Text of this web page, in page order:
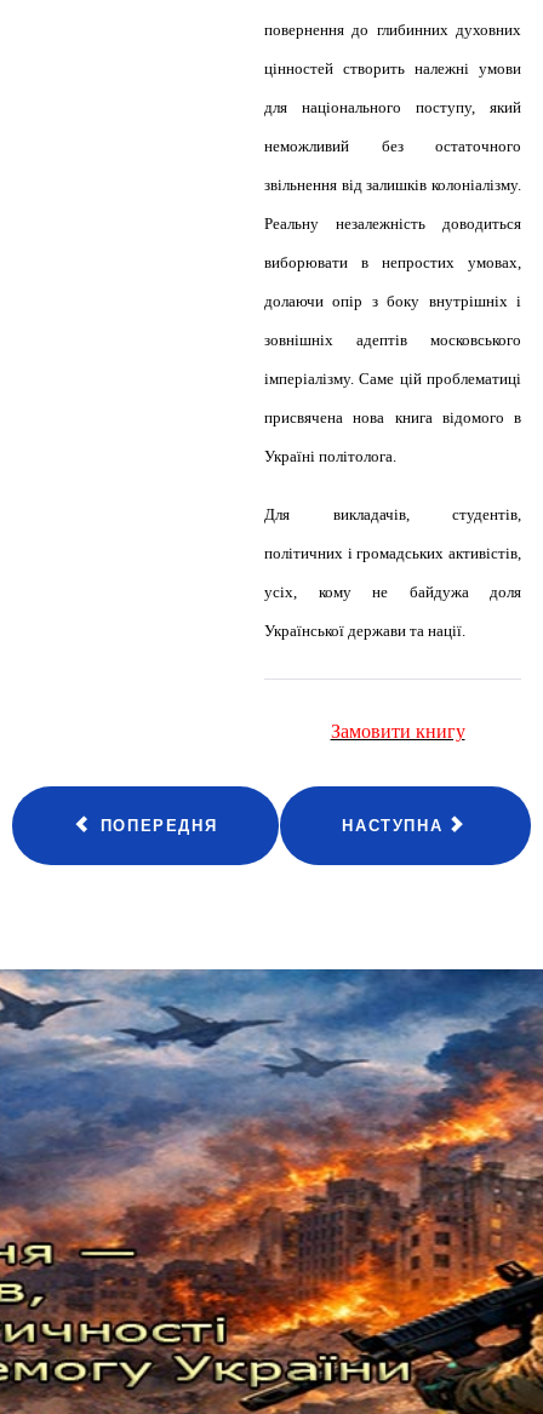
повернення до глибинних духовних
цінностей створить належні умови
для національного поступу, який
неможливий без остаточного
звільнення від залишків колоніалізму.
Реальну незалежність доводиться
виборювати в непростих умовах,
долаючи опір з боку внутрішніх і
зовнішніх адептів московського
імперіалізму. Саме цій проблематиці
присвячена нова книга відомого в
Україні політолога.
Для викладачів, студентів,
політичних і громадських активістів,
усіх, кому не байдужа доля
Української держави та нації.
Замовити книгу
ПОПЕРЕДНЯ НАСТУПНА